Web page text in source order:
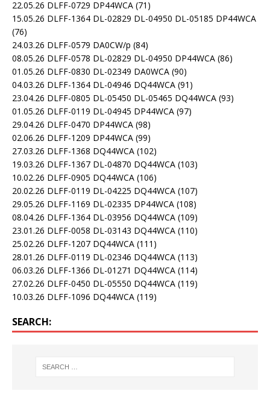
22.05.26 DLFF-0729 DP44WCA (71)
15.05.26 DLFF-1364 DL-02829 DL-04950 DL-05185 DP44WCA
(76)
24.03.26 DLFF-0579 DA0CW/p (84)
08.05.26 DLFF-0578 DL-02829 DL-04950 DP44WCA (86)
01.05.26 DLFF-0830 DL-02349 DA0WCA (90)
04.03.26 DLFF-1364 DL-04946 DQ44WCA (91)
23.04.26 DLFF-0805 DL-05450 DL-05465 DQ44WCA (93)
01.05.26 DLFF-0119 DL-04945 DP44WCA (97)
29.04.26 DLFF-0470 DP44WCA (98)
02.06.26 DLFF-1209 DP44WCA (99)
27.03.26 DLFF-1368 DQ44WCA (102)
19.03.26 DLFF-1367 DL-04870 DQ44WCA (103)
10.02.26 DLFF-0905 DQ44WCA (106)
20.02.26 DLFF-0119 DL-04225 DQ44WCA (107)
29.05.26 DLFF-1169 DL-02335 DP44WCA (108)
08.04.26 DLFF-1364 DL-03956 DQ44WCA (109)
23.01.26 DLFF-0058 DL-03143 DQ44WCA (110)
25.02.26 DLFF-1207 DQ44WCA (111)
28.01.26 DLFF-0119 DL-02346 DQ44WCA (113)
06.03.26 DLFF-1366 DL-01271 DQ44WCA (114)
27.02.26 DLFF-0450 DL-05550 DQ44WCA (119)
10.03.26 DLFF-1096 DQ44WCA (119)
SEARCH: